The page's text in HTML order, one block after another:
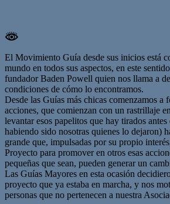
El Movimiento Guía desde sus inicios está
mundo en todos sus aspectos, en este
fundador Baden Powell quien nos llama a
condiciones de cómo lo encontramos.
Desde las Guías más chicas comenzamos a
acciones, que comienzan con un rastrillaje
levantar esos papelitos que hay tirados
habiendo sido nosotras quienes lo dejaron)
grande que, impulsadas por su propio
Proyecto para promover en otros esas
pequeñas que sean, pueden generar un
Las Guías Mayores en esta ocasión
proyecto que ya estaba en marcha, y nos
personas que no pertenecen a nuestra